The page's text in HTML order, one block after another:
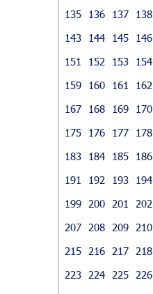
135
136 137 138
143
144 145 146
151
152 153 154
159
160 161 162
167
168 169 170
175
176 177 178
183
184 185 186
191
192 193 194
199
200 201 202
207
208 209 210
215
216 217 218
223
224 225 226